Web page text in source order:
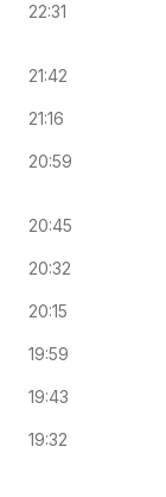
22:31
21:42
21:16
20:59
20:45
20:32
20:15
19:59
19:43
19:32